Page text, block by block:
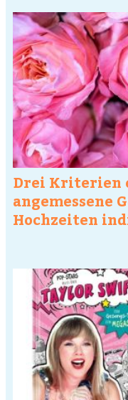
Drei Kriterien
angemessene
Hochzeiten